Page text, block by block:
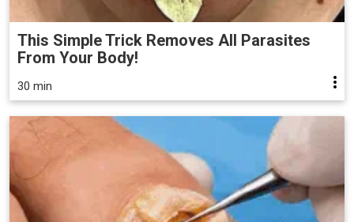
This Simple Trick Removes All Parasites
From Your Body!
30 min